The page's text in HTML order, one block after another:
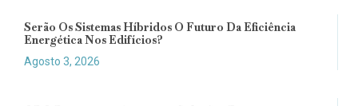
Serão Os Sistemas Híbridos O Futuro Da Eficiência
Energética Nos Edifícios?
Agosto 3, 2026